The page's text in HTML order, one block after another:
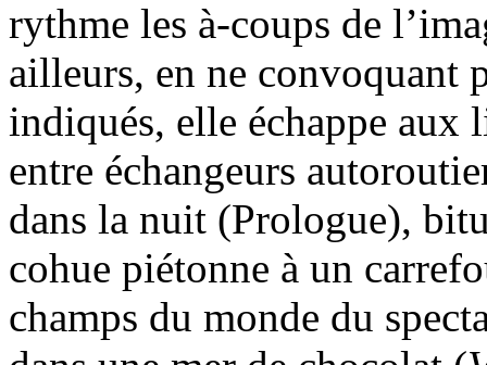
rythme les à-coups de
ailleurs, en ne convoquant
indiqués, elle échappe
entre échangeurs
dans la nuit (Prologue),
cohue piétonne à un
champs du monde du